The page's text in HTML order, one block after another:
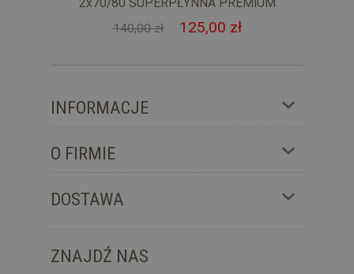
2x70/80 SUPERPŁYNNA PREMIUM
140,00 zł
125,00 zł
INFORMACJE
O FIRMIE
DOSTAWA
ZNAJDŹ NAS